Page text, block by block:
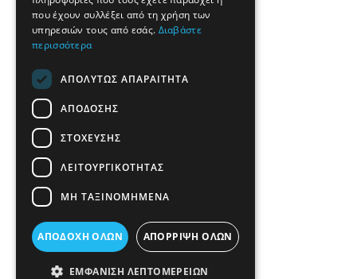
που έχουν συλλέξει από τη χρήση των
υπηρεσιών τους από εσάς. Διαβάστε
περισσότερα
ΑΠΟΛΎΤΩΣ ΑΠΑΡΑΊΤΗΤΑ
ΑΠΌΔΟΣΗΣ
ΣΤΌΧΕΥΣΗΣ
ΛΕΙΤΟΥΡΓΙΚΌΤΗΤΑΣ
ΜΗ ΤΑΞΙΝΟΜΗΜΈΝΑ
ΑΠΟΔΟΧΉ ΌΛΩΝ ΑΠΌΡΡΙΨΗ ΌΛΩΝ
ΕΜΦΆΝΙΣΗ ΛΕΠΤΟΜΕΡΕΙΏΝ